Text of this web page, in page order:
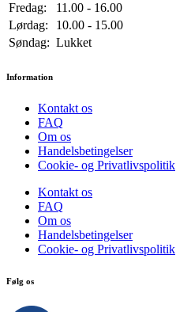
Fredag:
11.00 - 16.00
Lørdag:
10.00 - 15.00
Søndag: Lukket
Information
Kontakt os
FAQ
Om os
Handelsbetingelser
Cookie- og Privatlivspolitik
Kontakt os
FAQ
Om os
Handelsbetingelser
Cookie- og Privatlivspolitik
Følg os